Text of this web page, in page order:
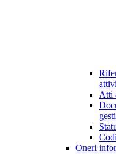
Atti
Oneri